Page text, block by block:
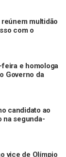
multidão
com o
feira e homologa
Governo da
candidato ao
na segunda-
vice de Olímpio